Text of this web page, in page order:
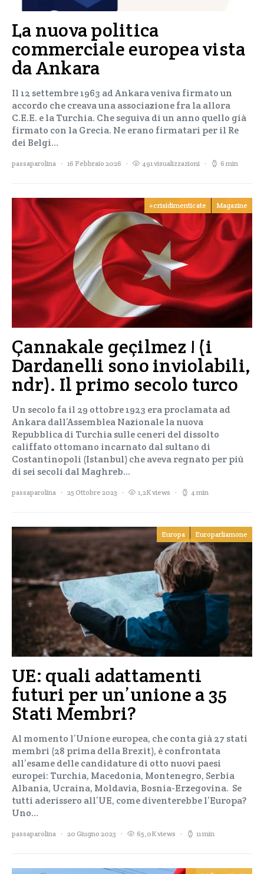
La nuova politica
commerciale europea vista
da Ankara
Il 12 settembre 1963 ad Ankara veniva firmato un
accordo che creava una associazione fra la allora
C.E.E. e la Turchia. Che seguiva di un anno quello già
firmato con la Grecia. Ne erano firmatari per il Re
dei Belgi…
passaparolina 16 Febbraio 2026 491 visualizzazioni 6 min
#crisidimenticate Magazine
Çannakale geçilmez ! (i
Dardanelli sono inviolabili,
ndr). Il primo secolo turco
Un secolo fa il 29 ottobre 1923 era proclamata ad
Ankara dall’Assemblea Nazionale la nuova
Repubblica di Turchia sulle ceneri del dissolto
califfato ottomano incarnato dal sultano di
Costantinopoli (Istanbul) che aveva regnato per più
di sei secoli dal Maghreb…
passaparolina 25 Ottobre 2023 1,2K views 4 min
Europa Europarliamone
UE: quali adattamenti
futuri per un’unione a 35
Stati Membri?
Al momento l’Unione europea, che conta già 27 stati
membri (28 prima della Brexit), è confrontata
all’esame delle candidature di otto nuovi paesi
europei: Turchia, Macedonia, Montenegro, Serbia
Albania, Ucraina, Moldavia, Bosnia-Erzegovina. Se
tutti aderissero all’UE, come diventerebbe l’Europa?
Uno…
passaparolina 20 Giugno 2023 65,0K views 11 min